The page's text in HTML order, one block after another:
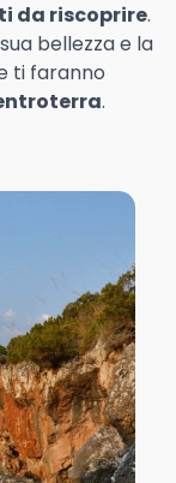
da riscoprire.
bellezza e la
ti faranno
.